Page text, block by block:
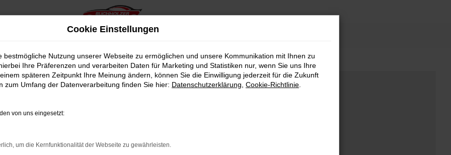
Cookie Einstellungen
bestmögliche Nutzung unserer Webseite zu ermöglichen und unsere Kommunikation mit Ihnen zu
Ihre Präferenzen und verarbeiten Daten für Marketing und Statistiken nur, wenn Sie uns Ihre
späteren Zeitpunkt Ihre Meinung ändern, können Sie die Einwilligung jederzeit für die Zukunft
zum Umfang der Datenverarbeitung finden Sie hier: Datenschutzerklärung Cookie-Richtlinie
von uns eingesetzt:
um die Kernfunktionalität der Webseite zu gewährleisten.